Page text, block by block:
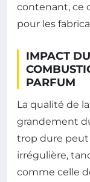
contenant, ce
pour les
IMPACT
PARFUM
La qualité de
grandement
trop dure
irrégulière,
comme celle